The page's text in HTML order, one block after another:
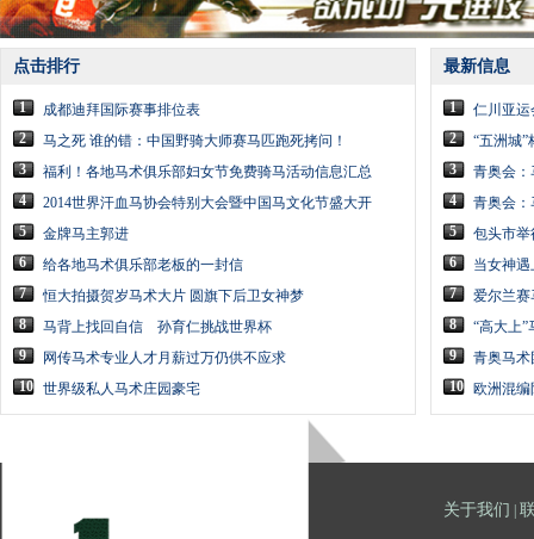
点击排行
1
成都迪拜国际赛事排位表
2
马之死 谁的错：中国野骑大师赛马匹跑死拷问！
3
福利！各地马术俱乐部妇女节免费骑马活动信息汇总
4
2014世界汗血马协会特别大会暨中国马文化节盛大开
5
金牌马主郭进
6
给各地马术俱乐部老板的一封信
7
恒大拍摄贺岁马术大片 圆旗下后卫女神梦
8
马背上找回自信 孙育仁挑战世界杯
9
网传马术专业人才月薪过万仍供不应求
10 世界级私人马术庄园豪宅
最新信息
1
仁川亚
2
“五洲城”
3
青奥会：
4
青奥会：
5
包头市举
6
当女神
7
爱尔兰赛
8
“高大上”
9
青奥马术
10
欧洲混
关于我们